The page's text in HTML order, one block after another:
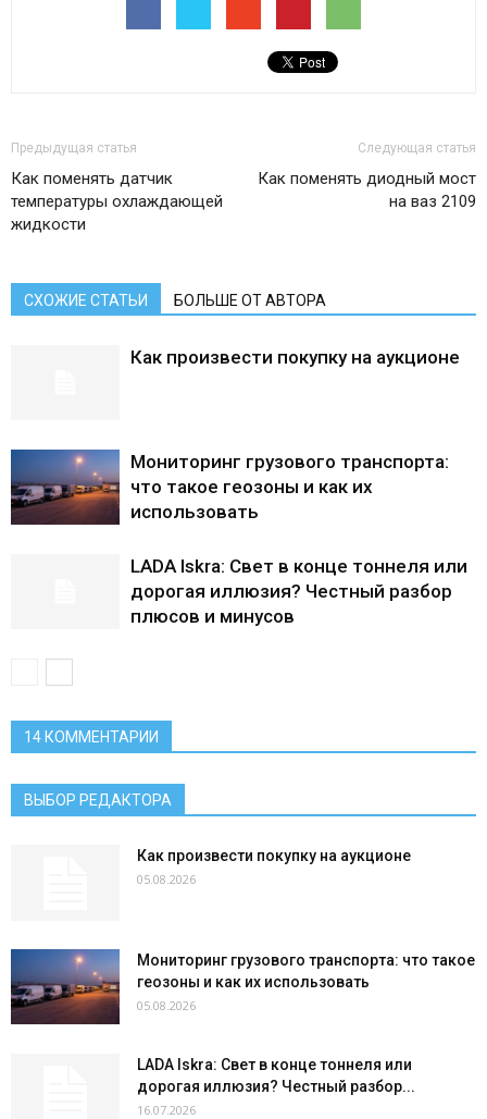
Предыдущая статья
Как поменять датчик
температуры охлаждающей
жидкости
Следующая статья
Как поменять диодный мост
на ваз 2109
СХОЖИЕ СТАТЬИ БОЛЬШЕ ОТ АВТОРА
Как произвести покупку на аукционе
Мониторинг грузового транспорта:
что такое геозоны и как их
использовать
LADA Iskra: Свет в конце тоннеля или
дорогая иллюзия? Честный разбор
плюсов и минусов
14 КОММЕНТАРИИ
ВЫБОР РЕДАКТОРА
Как произвести покупку на аукционе
05.08.2026
Мониторинг грузового транспорта: что такое
геозоны и как их использовать
05.08.2026
LADA Iskra: Свет в конце тоннеля или
дорогая иллюзия? Честный разбор...
16.07.2026